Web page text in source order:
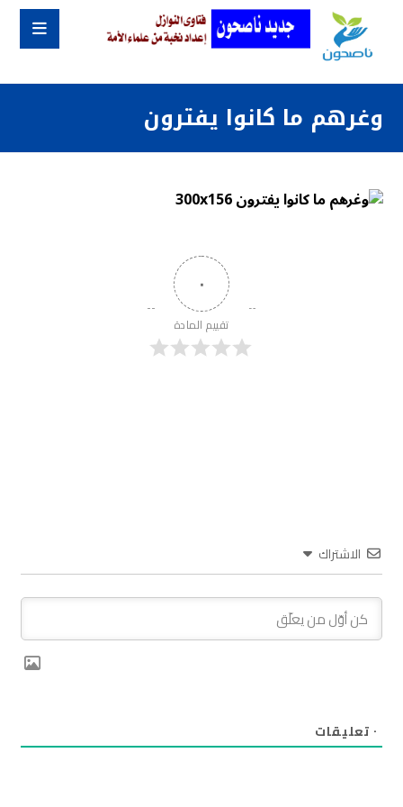
وغرهم ما كانوا يفترون
٠
تقييم المادة
الاشتراك
٠ تعليقات